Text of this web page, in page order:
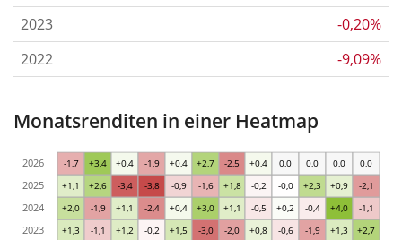
2023
-0,20%
2022
-9,09%
Monatsrenditen in einer Heatmap
+1,3 -1,1 +1,2 -0,2 +1,5 -3,0 -2,0 +0,8 -0,6 -1,9 +1,3 +2,7
+2,0 -1,9 +1,1 -2,4 +0,4 +3,0 +1,1 -0,5 +0,2 -0,4 +4,0 -1,1
+1,1 +2,6 -3,4 -3,8 -0,9 -1,6 +1,8 -0,2 -0,0 +2,3 +0,9 -2,1
-1,7 +3,4 +0,4 -1,9 +0,4 +2,7 -2,5 +0,4 0,0 0,0 0,0 0,0
2023
2024
2025
2026